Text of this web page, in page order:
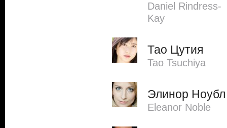
Daniel Rindress-
Kay
Тао Цутия
Tao Tsuchiya
Элинор Ноубл
Eleanor Noble